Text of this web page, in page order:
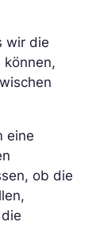
wir die
eine
ob die